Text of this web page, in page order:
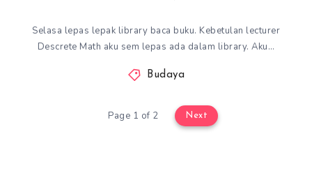
Selasa lepas lepak library baca buku. Kebetulan lecturer
Descrete Math aku sem lepas ada dalam library. Aku…
Budaya
Page 1 of 2 Next